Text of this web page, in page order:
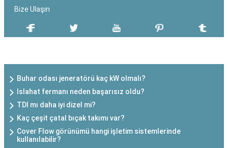
Bize Ulaşın
Buhar odası jeneratörü kaç kW olmalı?
Islahat fermanı neden başarısız oldu?
TDI mı daha iyi dizel mi?
Kaç çeşit çatal bıçak takımı var?
Cover Flow görünümü hangi işletim sistemlerinde
kullanılabilir?